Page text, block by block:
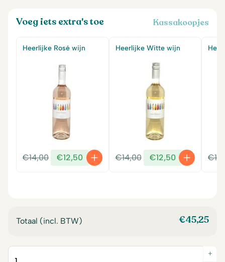
Voeg iets extra's toe Kassakoopjes
Heerlijke Rosé wijn
€14,00
Oorspronkelijke
prijs
€12,50
Huidige
prijs
Heerlijke Witte wijn
€14,00
Oorspronkelijke
prijs
€12,50
Huidige
prijs
€
Totaal (incl. BTW) €45,25
+